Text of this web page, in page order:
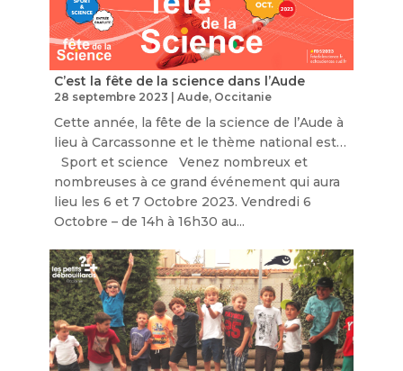
C’est la fête de la science dans l’Aude
28 septembre 2023 | Aude, Occitanie
Cette année, la fête de la science de l’Aude à
lieu à Carcassonne et le thème national est…
Sport et science Venez nombreux et
nombreuses à ce grand événement qui aura
lieu les 6 et 7 Octobre 2023. Vendredi 6
Octobre – de 14h à 16h30 au...